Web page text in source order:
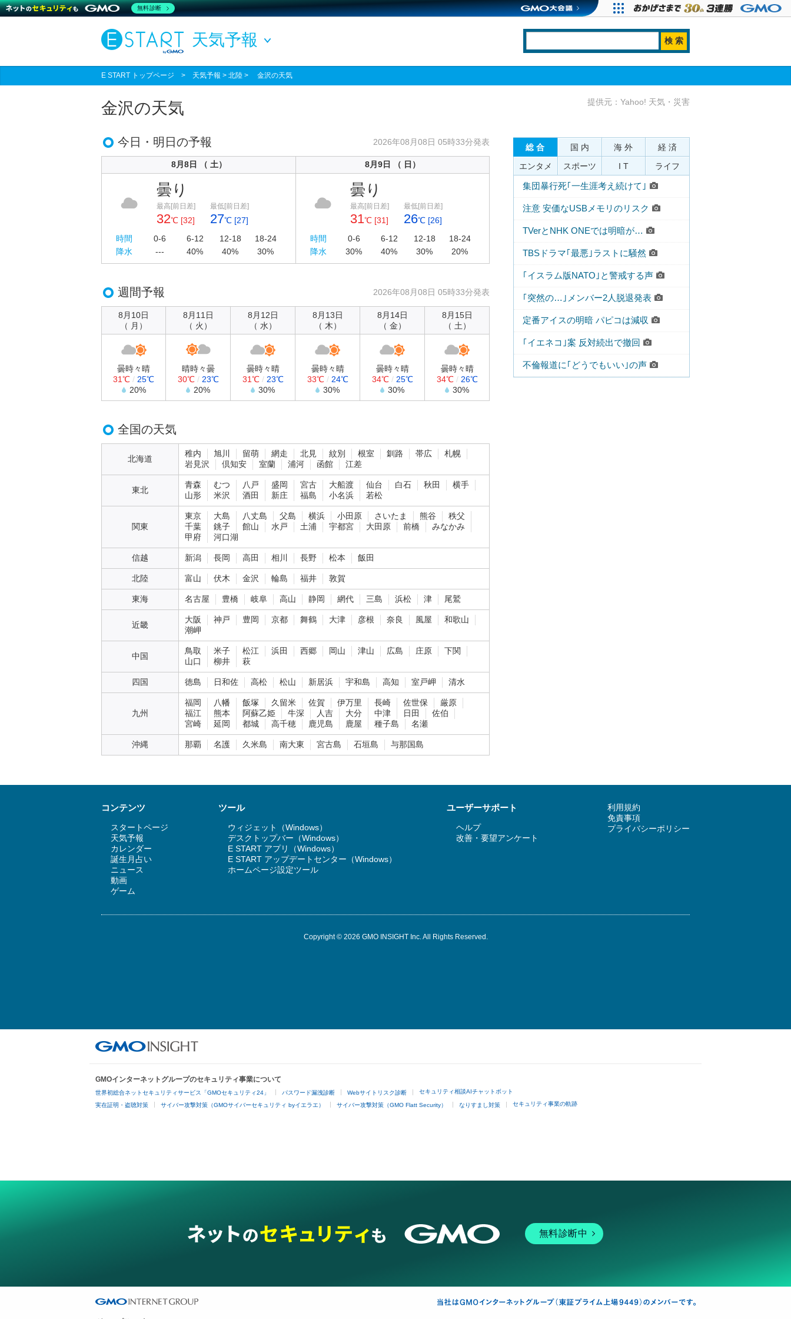
天気予報
E START トップページ > 天気予報 > 北陸 > 金沢の天気
金沢の天気
今日・明日の予報 2026年08月08日 05時33分発表
8月8日 （ 土） 8月9日 （ 日）
曇り
最高[前日差]
32℃ [32]
最低[前日差]
27℃ [27]
曇り
最高[前日差]
31℃ [31]
最低[前日差]
26℃ [26]
時間
0-6 6-12 12-18
18-24
降水
--- 40% 40% 30%
時間 0-6 6-12 12-18
18-24
降水
30% 40% 30% 20%
週間予報 2026年08月08日 05時33分発表
8月10日
（ 月）
8月11日
（ 火）
8月12日
（ 水）
8月13日
（ 木）
8月14日
（ 金）
8月15日
（ 土）
曇時々晴
31℃ / 25℃
20%
晴時々曇
30℃/ 23℃
20%
曇時々晴
31℃/ 23℃
30%
曇時々晴
33℃/ 24℃
30%
曇時々晴
34℃/ 25℃
30%
曇時々晴
34℃/ 26℃
30%
全国の天気
北海道
稚内 旭川 留萌 網走 北見 紋別 根室 釧路 帯広
札幌
岩見沢
倶知安 室蘭 浦河 函館 江差
東北
青森 むつ 八戸 盛岡 宮古 大船渡 仙台 白石 秋田
横手
山形
米沢 酒田 新庄 福島 小名浜 若松
関東
東京 大島 八丈島 父島 横浜 小田原 さいたま 熊谷
秩父
千葉
銚子 館山 水戸 土浦 宇都宮 大田原 前橋
みなかみ
甲府
河口湖
信越 新潟 長岡 高田 相川 長野 松本 飯田
北陸 富山 伏木 金沢 輪島 福井 敦賀
東海 名古屋 豊橋 岐阜 高山 静岡 網代 三島 浜松 津 尾鷲
近畿
大阪 神戸 豊岡 京都 舞鶴 大津 彦根 奈良 風屋
和歌山
潮岬
中国
鳥取 米子 松江 浜田 西郷 岡山 津山 広島 庄原
下関
山口
柳井 萩
四国 徳島 日和佐 高松 松山 新居浜 宇和島 高知 室戸岬 清水
九州
福岡 八幡 飯塚 久留米 佐賀 伊万里 長崎 佐世保
厳原
福江
熊本 阿蘇乙姫 牛深 人吉 大分 中津 日田
佐伯
宮崎
延岡 都城 高千穂 鹿児島 鹿屋 種子島 名瀬
沖縄 那覇 名護 久米島 南大東 宮古島 石垣島 与那国島
提供元：Yahoo! 天気・災害
総 合 国 内 海 外
経 済
エンタメ
スポーツ I T ライフ
集団暴行死｢一生涯考え続けて｣
注意 安価なUSBメモリのリスク
TVerとNHK ONEでは明暗が…
TBSドラマ｢最悪｣ラストに騒然
｢イスラム版NATO｣と警戒する声
｢突然の…｣メンバー2人脱退発表
定番アイスの明暗 パピコは減収
｢イエネコ｣案 反対続出で撤回
不倫報道に｢どうでもいい｣の声
コンテンツ
スタートページ
天気予報
カレンダー
誕生月占い
ニュース
動画
ゲーム
ツール
ウィジェット（Windows）
デスクトップバー（Windows）
E START アプリ（Windows）
E START アップデートセンター（Windows）
ホームページ設定ツール
ユーザーサポート
ヘルプ
改善・要望アンケート
利用規約
免責事項
プライバシーポリシー
Copyright © 2026 GMO INSIGHT Inc. All Rights Reserved.
GMOインターネットグループのセキュリティ事業について
世界初総合ネットセキュリティサービス「GMOセキュリティ24」 パスワード漏洩診断 Webサイトリスク診断 セキュリティ相談AIチャットボット
実在証明・盗聴対策 サイバー攻撃対策（GMOサイバーセキュリティ byイエラエ） サイバー攻撃対策（GMO Flatt Security） なりすまし対策 セキュリティ事業の軌跡
無料診断中
無料診断